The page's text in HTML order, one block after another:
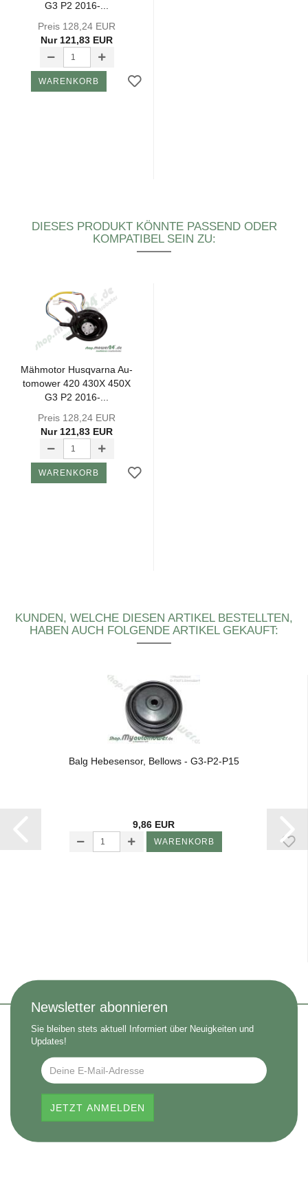
G3 P2 2016-...
Preis 128,24 EUR
Nur 121,83 EUR
WARENKORB
DIESES PRODUKT KÖNNTE PASSEND ODER
KOMPATIBEL SEIN ZU:
Mäh­mo­tor Hus­qvar­na Au­
to­mower 420 430X 450X
G3 P2 2016-...
Preis 128,24 EUR
Nur 121,83 EUR
WARENKORB
KUNDEN, WELCHE DIESEN ARTIKEL BESTELLTEN,
HABEN AUCH FOLGENDE ARTIKEL GEKAUFT:
Balg He­be­sen­sor, Bel­lows - G3-​P2-​P15
9,86 EUR
WARENKORB
Newsletter abonnieren
Sie bleiben stets aktuell Informiert über Neuigkeiten und
Updates!